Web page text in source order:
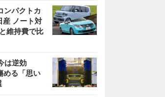
ンパクトカ
ノート対
維持費で比
は逆効
る「思い